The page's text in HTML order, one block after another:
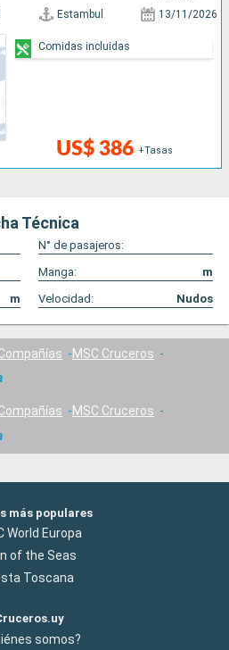
Estambul 13/11/2026
US$ 386 +Tasas
Comidas incluidas
Técnica
N° de pasajeros:
Manga:
m
m Velocidad: Nudos
MSC Cruceros
MSC Cruceros
más populares
World Europa
of the Seas
Toscana
somos?